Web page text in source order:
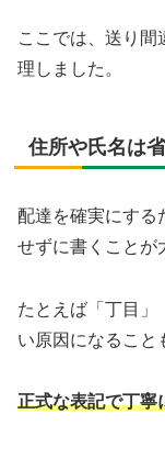
ここでは、送り間
理しました。
住所や氏名は
配達を確実にする
せずに書くことが
たとえば「丁目」
い原因になること
正式な表記で丁寧